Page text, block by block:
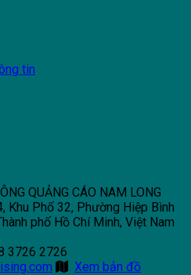
tin
QUẢNG CÁO NAM LONG
Phố 32, Phường Hiệp Bình
phố Hồ Chí Minh, Việt Nam
3726 2726
Xem bản đồ